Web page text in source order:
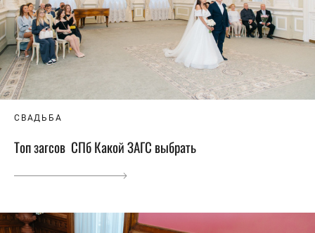
СВАДЬБА
Топ загсов СПб Какой ЗАГС выбрать